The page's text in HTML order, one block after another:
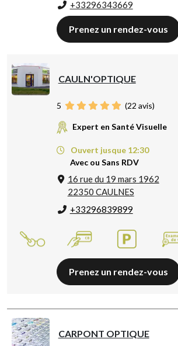
+33296343669
Prenez un rendez-vous
CAULN'OPTIQUE
5 (22 avis)
Expert en Santé Visuelle
Ouvert jusque 12:30
Avec ou Sans RDV
16 rue du 19 mars 1962
22350 CAULNES
+33296839899
Prenez un rendez-vous
CARPONT OPTIQUE